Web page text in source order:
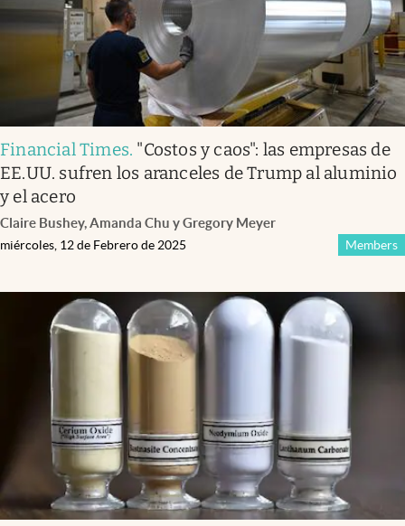
Financial Times. "Costos y caos": las empresas de
EE.UU. sufren los aranceles de Trump al aluminio
y el acero
Claire Bushey, Amanda Chu y Gregory Meyer
Members
miércoles, 12 de Febrero de 2025